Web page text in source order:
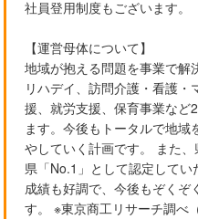
社員登用制度もございます。
【運営母体について】
地域が抱える問題を事業で解
リハデイ、訪問介護・看護
援、就労支援、保育事業な
ます。今後もトータルで地
やしていく計画です。 また
県「No.1」として認定して
成績も好調で、今後もぞく
す。 ※東京商工リサーチ調べ